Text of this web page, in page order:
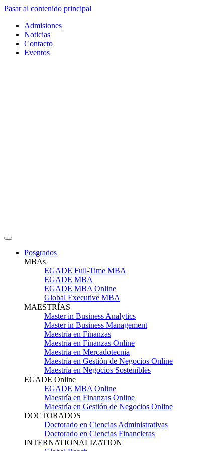
Pasar al contenido principal
Admisiones
Noticias
Contacto
Eventos
Posgrados
MBAs
EGADE Full-Time MBA
EGADE MBA
EGADE MBA Online
Global Executive MBA
MAESTRÍAS
Master in Business Analytics
Master in Business Management
Maestría en Finanzas
Maestría en Finanzas Online
Maestría en Mercadotecnia
Maestría en Gestión de Negocios Online
Maestría en Negocios Sostenibles
EGADE Online
EGADE MBA Online
Maestría en Finanzas Online
Maestría en Gestión de Negocios Online
DOCTORADOS
Doctorado en Ciencias Administrativas
Doctorado en Ciencias Financieras
INTERNATIONALIZATION